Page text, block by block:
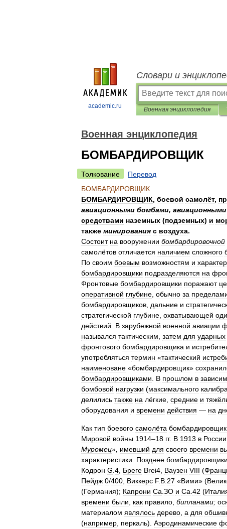
academic.ru
Словари и
Военная энциклопедия
Военная энциклопедия
БОМБАРДИРОВЩИК
Толкование
Перевод
БОМБАРДИРОВЩИК
БОМБАРДИРОВЩИК, боевой самолёт,
авиационными бомбами, авиационными
средствами наземных (подземных) и
также минирования с воздуха.
Состоит на вооружении бомбардировочной
самолётов отличается наличием сложного
По своим боевым возможностям и
бомбардировщики подразделяются на
Фронтовые бомбардировщики поражают
оперативной глубине обычно за
бомбардировщиков дальние и
стратегической глубине охватывающей
действий
В зарубежной военной авиации
назывался тактическим затем для ударных
фронтового бомбардировщика и
употребляться термин «тактический
наименоване «бомбардировщик»
бомбардировщиками
В прошлом в
бомбовой нагрузки (максимального калибра
делились также на лёгкие средние и
оборудования и времени действия — на
Как тип боевого самолёта бомбардировщик
Мировой войны 1914–18 гг. В 1913 в России
Муромец», имевший для своего времени
характеристики
Позднее бомбардировщики
Кодрон G 4 Бреге Brei4 Ваузен VIII (
Пейдж 0/400 Виккерс F. B 27 «Вими» (
(Германия); Капрони Са ЗО и Са 42 (
времени были как правило бипланами;
материалом являлось дерево а для
(например перкаль). Аэродинамические